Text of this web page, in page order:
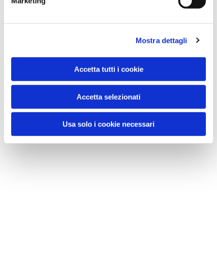
Mostra dettagli
Accetta tutti i cookie
Accetta selezionati
Usa solo i cookie necessari